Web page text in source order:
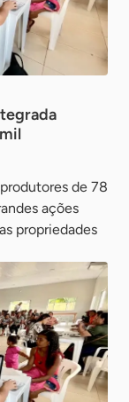
de 78
ações
propriedades